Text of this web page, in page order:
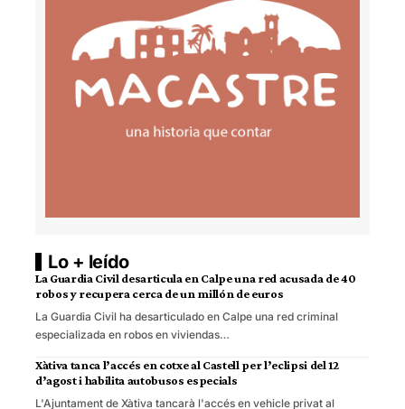
Lo + leído
La Guardia Civil desarticula en Calpe una red acusada de 40
robos y recupera cerca de un millón de euros
La Guardia Civil ha desarticulado en Calpe una red criminal
especializada en robos en viviendas…
Xàtiva tanca l’accés en cotxe al Castell per l’eclipsi del 12
d’agost i habilita autobusos especials
L'Ajuntament de Xàtiva tancarà l'accés en vehicle privat al